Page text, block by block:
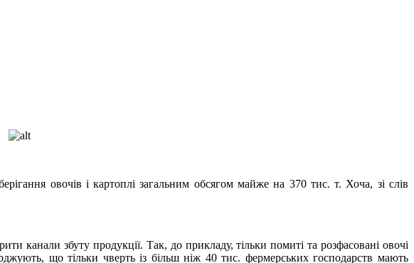
овочів і картоплі загальним обсягом майже на 370 тис. т. Хоча, зі слів
канали збуту продукції. Так, до прикладу, тільки помиті та розфасовані овочі
що тільки чверть із більш ніж 40 тис. фермерських господарств мають